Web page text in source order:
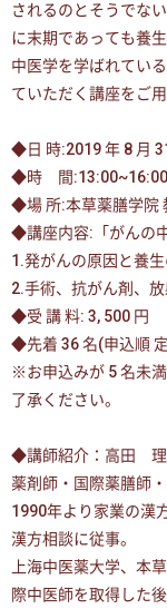
されるのとそうでな
に末期であっても養
中医学を学ばれてい
ていただく講座をご
◆日 時:2019 年 8 月
◆時 間
◆場 所:本草薬膳学院
◆講座内容:「がんの
1.発がんの原因と養
2.手術、抗がん剤、
◆受 講 料: 3, 500 円
◆先着 36 名(申込順
※お申込みが 5 名未
了承ください。
◆講師紹介：高田 理
薬剤師・国際薬膳師
1990年より家業の漢
漢方相談に従事。
上海中医薬大学、本
際中医師を取得した